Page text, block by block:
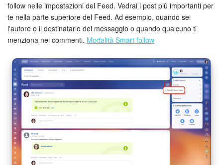
follow nelle impostazioni del Feed. Vedrai i post più importanti per
te nella parte superiore del Feed. Ad esempio, quando sei
l'autore o il destinatario del messaggio o quando qualcuno ti
menziona nei commenti. Modalità Smart follow